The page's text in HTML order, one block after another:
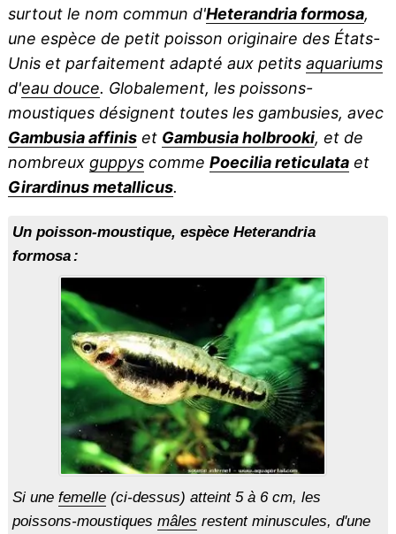
surtout le nom commun d'Heterandria formosa,
une espèce de petit poisson originaire des États-
Unis et parfaitement adapté aux petits aquariums
d'eau douce. Globalement, les poissons-
moustiques désignent toutes les gambusies, avec
Gambusia affiniset Gambusia holbrooki, et de
nombreux guppyscomme Poecilia reticulataet
Girardinus metallicus.
Un poisson-moustique, espèce Heterandria
formosa:
Si une femelle(ci-dessus) atteint 5 à 6 cm, les
poissons-moustiques mâles restent minuscules, d'une